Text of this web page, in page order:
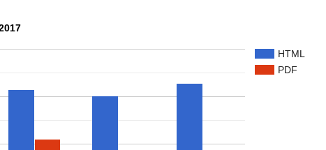
HTML
PDF